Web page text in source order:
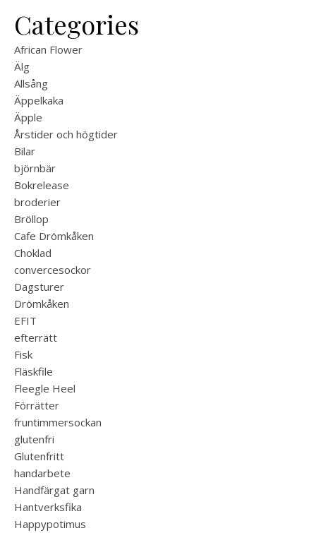
Categories
African Flower
Älg
Allsång
Äppelkaka
Äpple
Årstider och högtider
Bilar
björnbär
Bokrelease
broderier
Bröllop
Cafe Drömkåken
Choklad
convercesockor
Dagsturer
Drömkåken
EFIT
efterrätt
Fisk
Fläskfile
Fleegle Heel
Förrätter
fruntimmersockan
glutenfri
Glutenfritt
handarbete
Handfärgat garn
Hantverksfika
Happypotimus